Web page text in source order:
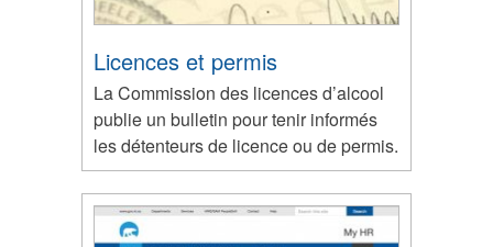
Licences et permis
La Commission des licences d’alcool
publie un bulletin pour tenir informés
les détenteurs de licence ou de permis.